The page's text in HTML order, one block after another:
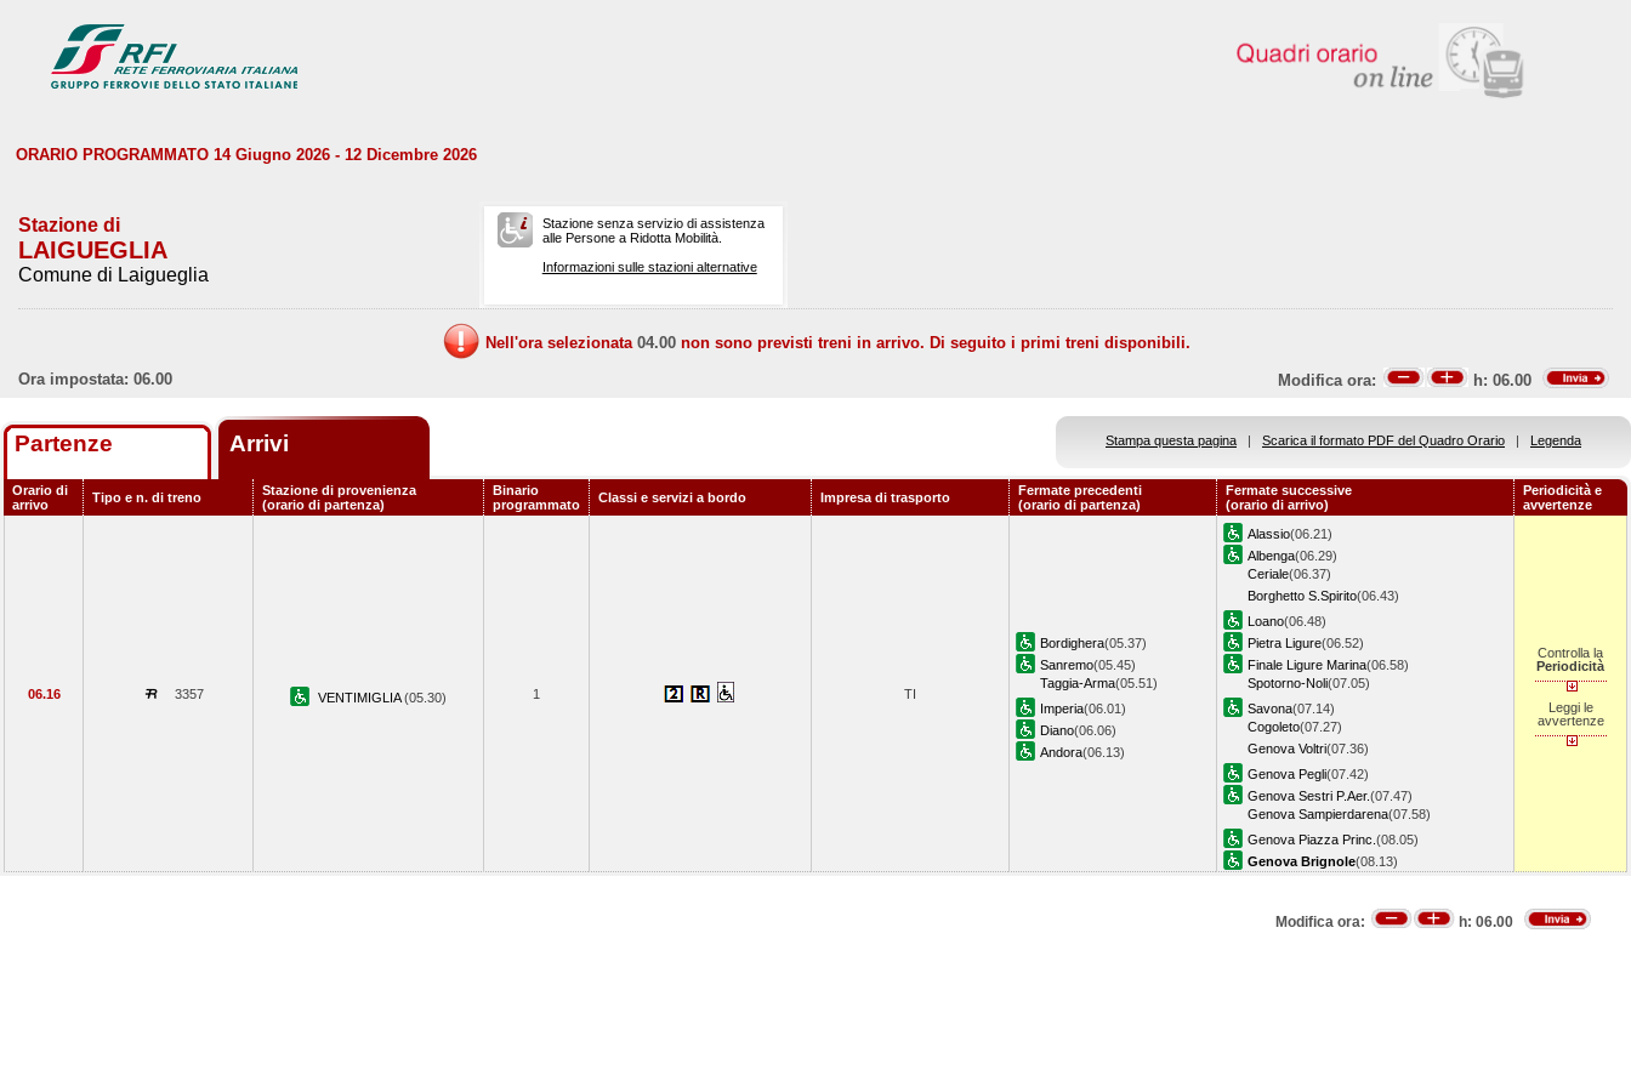
ORARIO PROGRAMMATO 14 Giugno 2026 - 12 Dicembre 2026
Stazione di
LAIGUEGLIA
Comune di Laigueglia
Stazione senza servizio di assistenza
alle Persone a Ridotta Mobilità.
Informazioni sulle stazioni alternative
Nell'ora selezionata 04.00 non sono previsti treni in arrivo. Di seguito i primi treni disponibili.
Ora impostata: 06.00
Modifica ora: h: 06.00
Partenze Arrivi Stampa questa pagina | Scarica il formato PDF del Quadro Orario | Legenda
Orario di
arrivo
Tipo e n. di treno
Stazione di provenienza
(orario di partenza)
Binario
programmato
Classi e servizi a bordo Impresa di trasporto
Fermate precedenti
(orario di partenza)
Fermate successive
(orario di arrivo)
Periodicità e
avvertenze
06.16 3357 VENTIMIGLIA(05.30) 1 TI
Bordighera(05.37)
Sanremo(05.45)
Taggia-Arma(05.51)
Imperia(06.01)
Diano(06.06)
Andora(06.13)
Alassio(06.21)
Albenga(06.29)
Ceriale(06.37)
Borghetto S.Spirito(06.43)
Loano(06.48)
Pietra Ligure(06.52)
Finale Ligure Marina(06.58)
Spotorno-Noli(07.05)
Savona(07.14)
Cogoleto(07.27)
Genova Voltri(07.36)
Genova Pegli(07.42)
Genova Sestri P.Aer.(07.47)
Genova Sampierdarena(07.58)
Genova Piazza Princ. (08.05)
Genova Brignole(08.13)
Controlla la
Periodicità
Leggi le
avvertenze
Modifica ora: h: 06.00